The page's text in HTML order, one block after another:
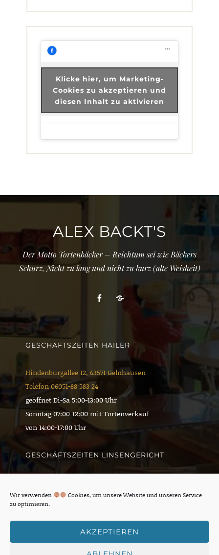
Wir verwenden
Cookies, um unsere Website und unseren Service
zu optimieren.
AKZEPTIEREN
Klicke hier, um Marketing-
Cookies zu akzeptieren und
diesen Inhalt zu aktivieren
ALEX BACKT'S
Der Motto Tortenbäcker – Reichtum sei wie Bäckers
Schurz, Nicht zu lang und nicht zu kurz (alte Weisheit)
(EU)
GESCHÄFTSZEITEN HAILER
Hindenburgallee 12, 63571 Gelnhausen
Telefon 06051-88 583 24
geöffnet Di-Sa 5:00-13:00 Uhr
Sonntag 07:00-12:00 mit Tortenverkauf
von 14:00-17:00 Uhr
GESCHÄFTSZEITEN LINSENGERICHT
Telefon 06051-53 872 33
Di-Sa (nur vormittags) 6:00-14:00 durchgehend
Sonntag 08:00-11:00 Uhr